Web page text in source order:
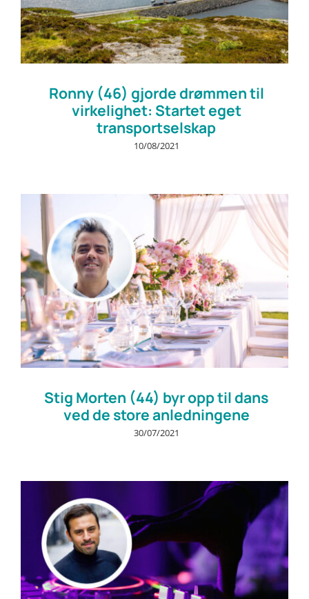
Ronny (46) gjorde drømmen til
virkelighet: Startet eget
transportselskap
10/08/2021
Stig Morten (44) byr opp til dans
ved de store anledningene
30/07/2021